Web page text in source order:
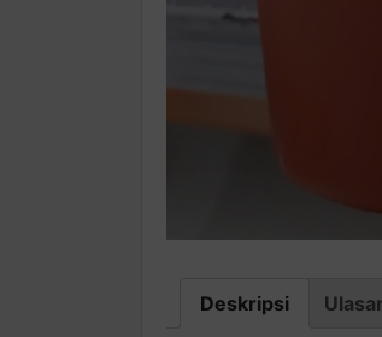
Deskripsi